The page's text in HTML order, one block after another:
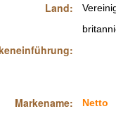
Land:
Markename:
Netto